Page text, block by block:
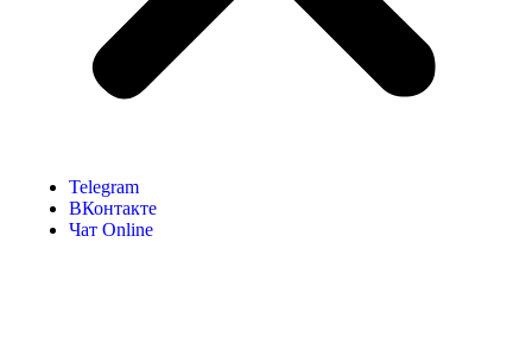
Telegram
ВКонтакте
Чат Online